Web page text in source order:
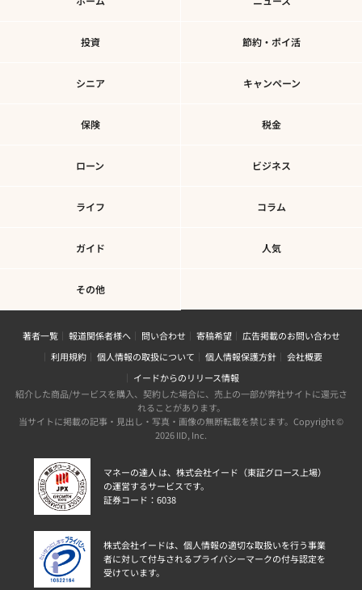
投資 節約・ポイ活
シニア キャンペーン
保険 税金
ローン ビジネス
ライフ コラム
ガイド 人気
その他
著者一覧 報道関係者様へ 問い合わせ 寄稿希望
広告掲載のお問い合わせ
利用規約
個人情報の取扱について 個人情報保護方針
会社概要
イードからのリリース情報
紹介した商品/サービスを購入、契約した場合に、売上の一部が弊社サイトに還元さ
れることがあります。
当サイトに掲載の記事・見出し・写真・画像の無断転載を禁じます。Copyright ©
2026 IID, Inc.
マネーの達人 は、株式会社イード（東証グロース上場）
の運営するサービスです。
証券コード：6038
株式会社イードは、個人情報の適切な取扱いを行う事業
者に対して付与されるプライバシーマークの付与認定を
受けています。